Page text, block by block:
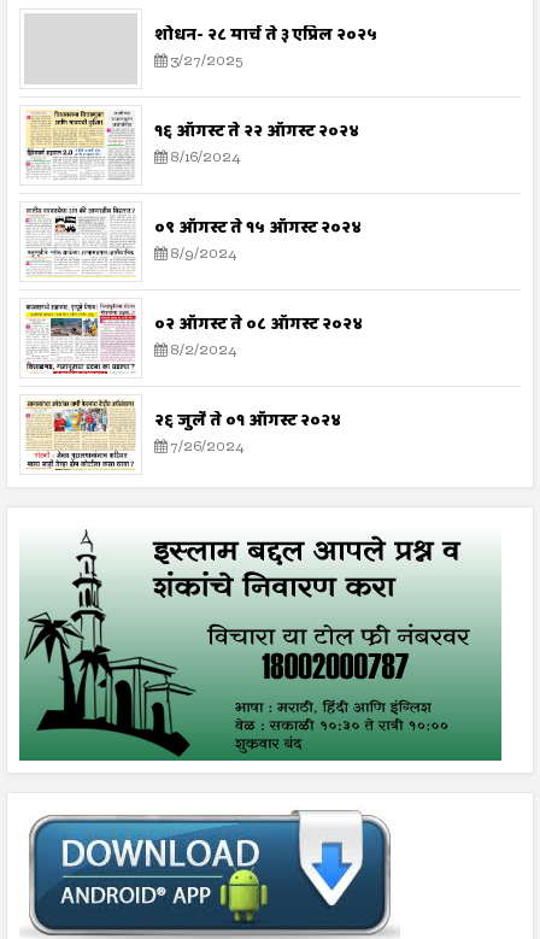
शोधन- २८ मार्च ते ३ एप्रिल २०२५
3/27/2025
१६ ऑगस्ट ते २२ ऑगस्ट २०२४
8/16/2024
०९ ऑगस्ट ते १५ ऑगस्ट २०२४
8/9/2024
०२ ऑगस्ट ते ०८ ऑगस्ट २०२४
8/2/2024
२६ जुलै ते ०१ ऑगस्ट २०२४
7/26/2024